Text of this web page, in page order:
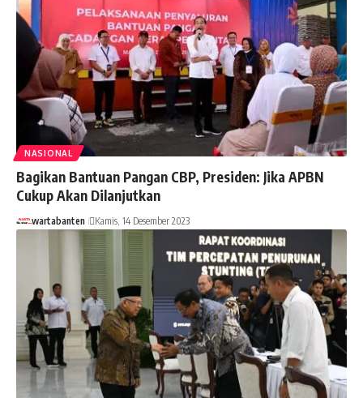
NASIONAL
Bagikan Bantuan Pangan CBP, Presiden: Jika APBN
Cukup Akan Dilanjutkan
wartabanten Kamis, 14 Desember 2023